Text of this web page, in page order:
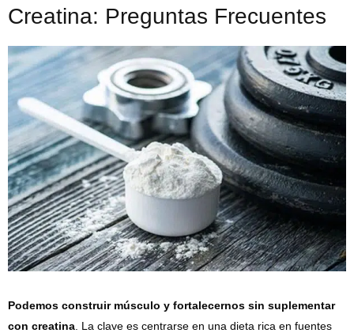
Creatina: Preguntas Frecuentes
Podemos construir músculo y fortalecernos sin suplementar
con creatina . La clave es centrarse en una dieta rica en fuentes